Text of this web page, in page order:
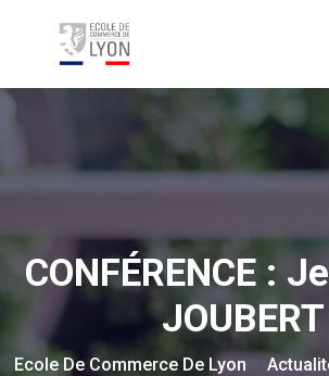
CONFÉRENCE :
JOUBERT
Ecole De Commerce De Lyon